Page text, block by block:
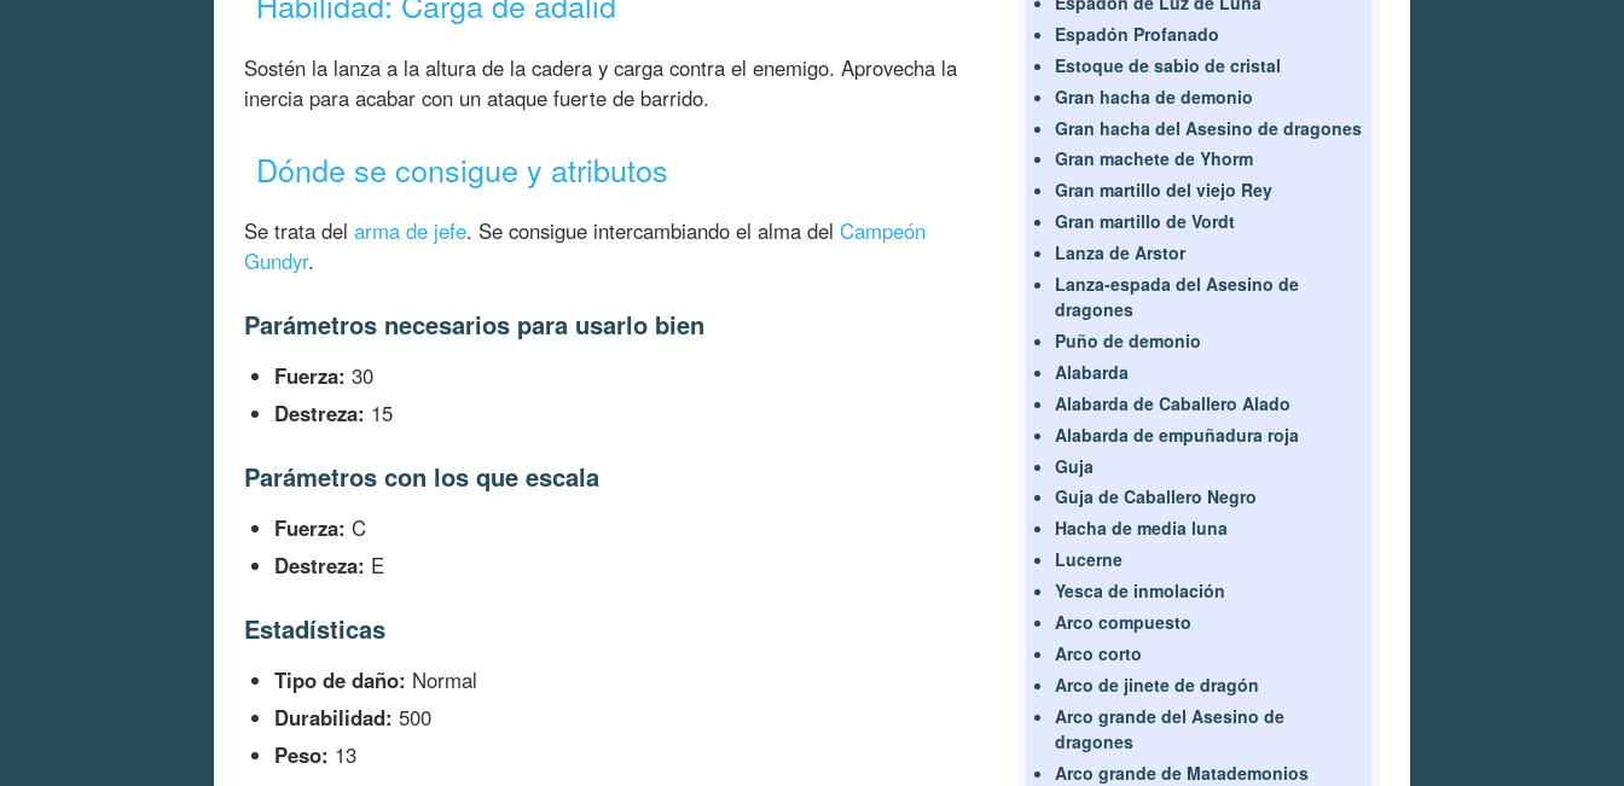
Sostén la lanza a la altura de la cadera y carga contra el enemigo. Aprovecha la
inercia para acabar con un ataque fuerte de barrido.
Dónde se consigue y atributos
Se trata del arma de jefe. Se consigue intercambiando el alma del Campeón
Gundyr.
Parámetros necesarios para usarlo bien
Fuerza: 30
Destreza: 15
Parámetros con los que escala
Fuerza: C
Destreza: E
Estadísticas
Tipo de daño: Normal
Durabilidad: 500
Peso: 13
Espadón Profanado
Estoque de sabio de cristal
Gran hacha de demonio
Gran hacha del Asesino de dragones
Gran machete de Yhorm
Gran martillo del viejo Rey
Gran martillo de Vordt
Lanza de Arstor
Lanza-espada del Asesino de
dragones
Puño de demonio
Alabarda
Alabarda de Caballero Alado
Alabarda de empuñadura roja
Guja
Guja de Caballero Negro
Hacha de media luna
Lucerne
Yesca de inmolación
Arco compuesto
Arco corto
Arco de jinete de dragón
Arco grande del Asesino de
dragones
Arco grande de Matademonios